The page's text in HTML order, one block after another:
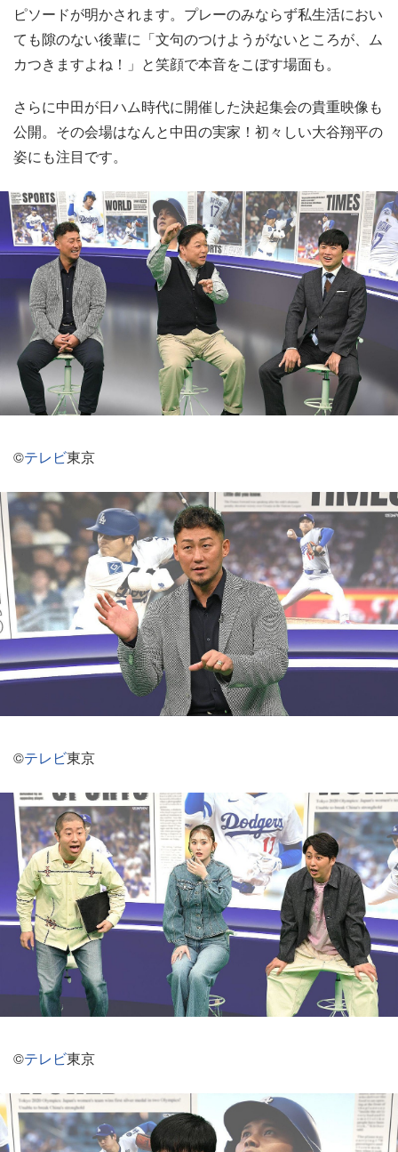
ピソードが明かされます。プレーのみならず私生活におい
ても隙のない後輩に「文句のつけようがないところが、ム
カつきますよね！」と笑顔で本音をこぼす場面も。
さらに中田が日ハム時代に開催した決起集会の貴重映像も
公開。その会場はなんと中田の実家！初々しい大谷翔平の
姿にも注目です。
©テレビ東京
©テレビ東京
©テレビ東京